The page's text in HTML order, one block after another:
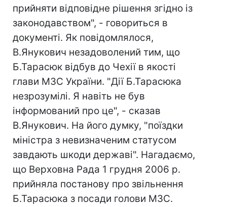
прийняти відповідне рішення згідно із
законодавством", - говориться в
документі. Як повідомлялося,
В.Янукович незадоволений тим, що
Б.Тарасюк відбув до Чехії в якості
глави МЗС України. "Дії Б.Тарасюка
незрозумілі. Я навіть не був
інформований про це", - сказав
В.Янукович. На його думку, "поїздки
міністра з невизначеним статусом
завдають шкоди державі". Нагадаємо,
що Верховна Рада 1 грудня 2006 р.
прийняла постанову про звільнення
Б.Тарасюка з посади голови МЗС.